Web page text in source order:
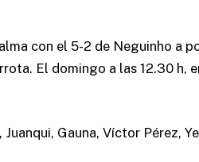
con el 5-2 de Neguinho a
El domingo a las 12.30 h,
Gauna, Víctor Pérez,